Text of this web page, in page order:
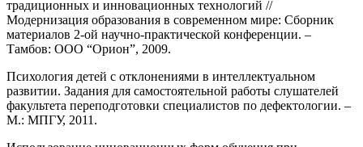
традиционных и инновационных технологий //
Модернизация образования в современном мире: Сборник
материалов 2-ой научно-практической конференции. –
Тамбов: ООО “Орион”, 2009.
Психология детей с отклонениями в интеллектуальном
развитии. Задания для самостоятельной работы слушателей
факультета переподготовки специалистов по дефектологии. –
М.: МПГУ, 2011.